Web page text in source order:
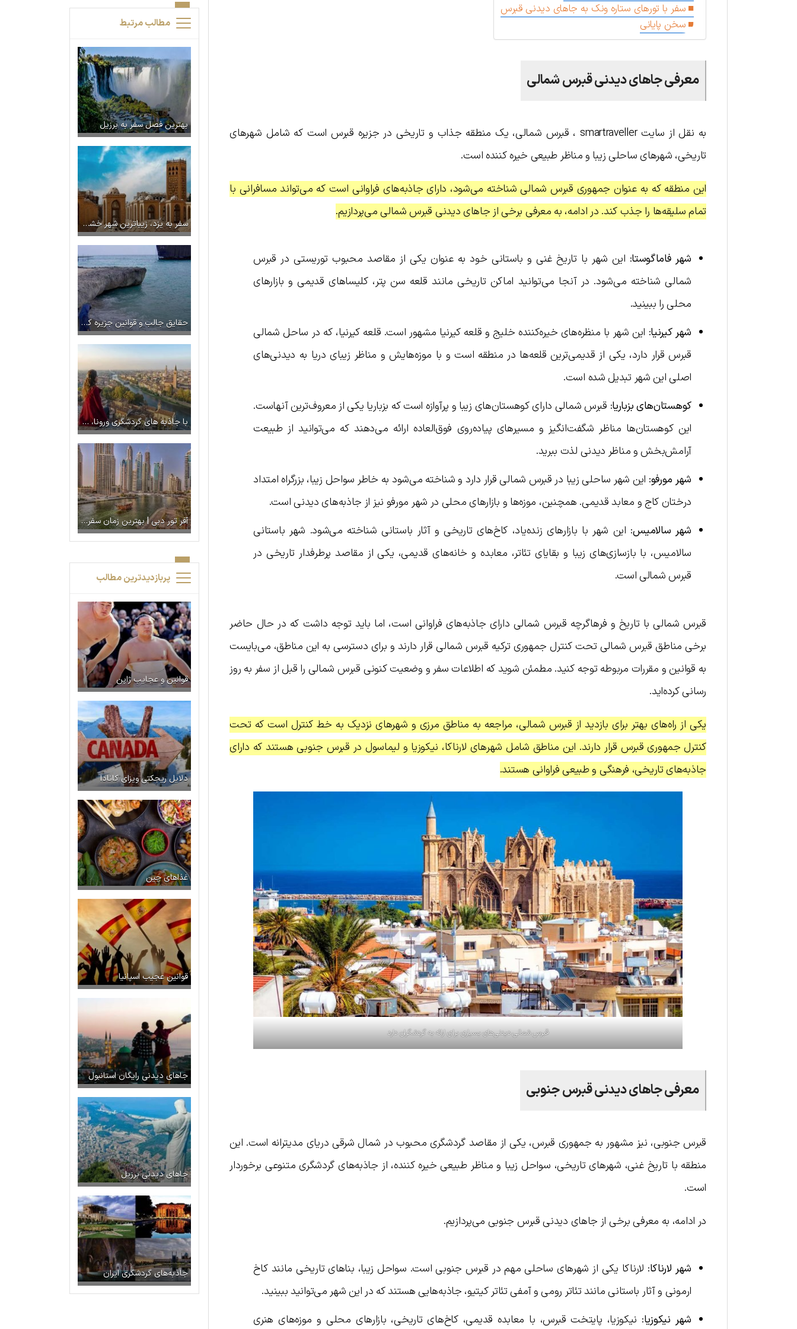
سفر با تورهای ستاره ونک به جاهای دیدنی قبرس
سخن پایانی
معرفی جاهای دیدنی قبرس شمالی
به نقل از سایت smartraveller ، قبرس شمالی، یک منطقه جذاب و تاریخی در جزیره قبرس است که شامل شهرهای
تاریخی، شهرهای ساحلی زیبا و مناظر طبیعی خیره کننده است.
این منطقه که به عنوان جمهوری قبرس شمالی شناخته می‌شود، دارای جاذبه‌های فراوانی است که می‌تواند مسافرانی با
تمام سلیقه‌ها را جذب کند. در ادامه، به معرفی برخی از جاهای دیدنی قبرس شمالی می‌پردازیم.
شهر فاماگوستا: این شهر با تاریخ غنی و باستانی خود به عنوان یکی از مقاصد محبوب توریستی در قبرس
شمالی شناخته می‌شود. در آنجا می‌توانید اماکن تاریخی مانند قلعه سن پتر، کلیساهای قدیمی و بازارهای
محلی را ببینید.
شهر کیرنیا: این شهر با منظره‌های خیره‌کننده خلیج و قلعه کیرنیا مشهور است. قلعه کیرنیا، که در ساحل شمالی
قبرس قرار دارد، یکی از قدیمی‌ترین قلعه‌ها در منطقه است و با موزه‌هایش و مناظر زیبای دریا به دیدنی‌های
اصلی این شهر تبدیل شده است.
کوهستان‌های بزباریا: قبرس شمالی دارای کوهستان‌های زیبا و پرآوازه است که بزباریا یکی از معروف‌ترین آنهاست.
این کوهستان‌ها مناظر شگفت‌انگیز و مسیرهای پیاده‌روی فوق‌العاده ارائه می‌دهند که می‌توانید از طبیعت
آرامش‌بخش و مناظر دیدنی لذت ببرید.
شهر مورفو: این شهر ساحلی زیبا در قبرس شمالی قرار دارد و شناخته می‌شود به خاطر سواحل زیبا، بزرگراه امتداد
درختان کاج و معابد قدیمی. همچنین، موزه‌ها و بازارهای محلی در شهر مورفو نیز از جاذبه‌های دیدنی است.
شهر سالامیس: این شهر با بازارهای زنده‌یاد، کاخ‌های تاریخی و آثار باستانی شناخته می‌شود. شهر باستانی
سالامیس، با بازسازی‌های زیبا و بقایای تئاتر، معابده و خانه‌های قدیمی، یکی از مقاصد پرطرفدار تاریخی در
قبرس شمالی است.
قبرس شمالی با تاریخ و فرهاگرچه قبرس شمالی دارای جاذبه‌های فراوانی است، اما باید توجه داشت که در حال حاضر
برخی مناطق قبرس شمالی تحت کنترل جمهوری ترکیه قبرس شمالی قرار دارند و برای دسترسی به این مناطق، می‌بایست
به قوانین و مقررات مربوطه توجه کنید. مطمئن شوید که اطلاعات سفر و وضعیت کنونی قبرس شمالی را قبل از سفر به روز
رسانی کرده‌اید.
یکی از راه‌های بهتر برای بازدید از قبرس شمالی، مراجعه به مناطق مرزی و شهرهای نزدیک به خط کنترل است که تحت
کنترل جمهوری قبرس قرار دارند. این مناطق شامل شهرهای لارناکا، نیکوزیا و لیماسول در قبرس جنوبی هستند که دارای
جاذبه‌های تاریخی، فرهنگی و طبیعی فراوانی هستند.
قبرس شمالی دیدنی‌های بسیاری برای ارائه به گردشگران دارد
معرفی جاهای دیدنی قبرس جنوبی
قبرس جنوبی، نیز مشهور به جمهوری قبرس، یکی از مقاصد گردشگری محبوب در شمال شرقی دریای مدیترانه است. این
منطقه با تاریخ غنی، شهرهای تاریخی، سواحل زیبا و مناظر طبیعی خیره کننده، از جاذبه‌های گردشگری متنوعی برخوردار
است.
در ادامه، به معرفی برخی از جاهای دیدنی قبرس جنوبی می‌پردازیم.
شهر لارناکا: لارناکا یکی از شهرهای ساحلی مهم در قبرس جنوبی است. سواحل زیبا، بناهای تاریخی مانند کاخ
ارمونی و آثار باستانی مانند تئاتر رومی و آمفی تئاتر کیتیو، جاذبه‌هایی هستند که در این شهر می‌توانید ببینید.
شهر نیکوزیا: نیکوزیا، پایتخت قبرس، با معابده قدیمی، کاخ‌های تاریخی، بازارهای محلی و موزه‌های هنری
مطالب مرتبط
بهترین فصل سفر به برزیل
سفر به یزد، زیباترین شهر خشتی دنیا
حقایق جالب و قوانین جزیره کیش
با جاذبه های گردشگری ورونا، شهر عشق ایتالیا آشنا شوید
آفر تور دبی | بهترین زمان سفر به دبی
پربازدیدترین مطالب
قوانین و عجایب ژاپن
دلایل ریجکتی ویزای کانادا
غذاهای چین
قوانین عجیب اسپانیا
جاهای دیدنی رایگان استانبول
جاهای دیدنی برزیل
جاذبه‌های گردشگری ایران